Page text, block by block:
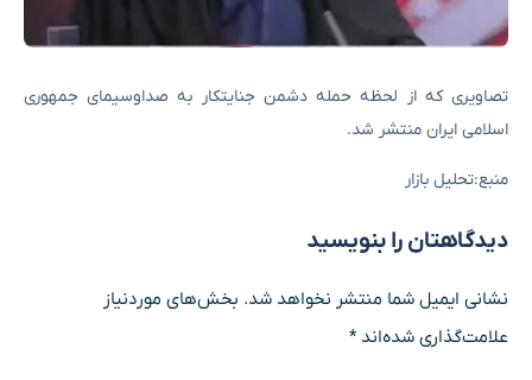
تصاویری که از لحظه حمله دشمن جنایتکار به صداوسیمای جمهوری
اسلامی ایران منتشر شد.
منبع:تحلیل بازار
دیدگاهتان را بنویسید
نشانی ایمیل شما منتشر نخواهد شد. بخش‌های موردنیاز
علامت‌گذاری شده‌اند*